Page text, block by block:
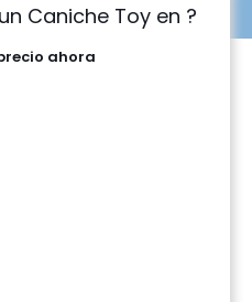
Caniche Toy en ?
ahora